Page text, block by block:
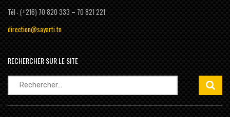
Tél : (+216) 70 820 333 – 70 821 221
direction@sayarti.tn
RECHERCHER SUR LE SITE
Rechercher :